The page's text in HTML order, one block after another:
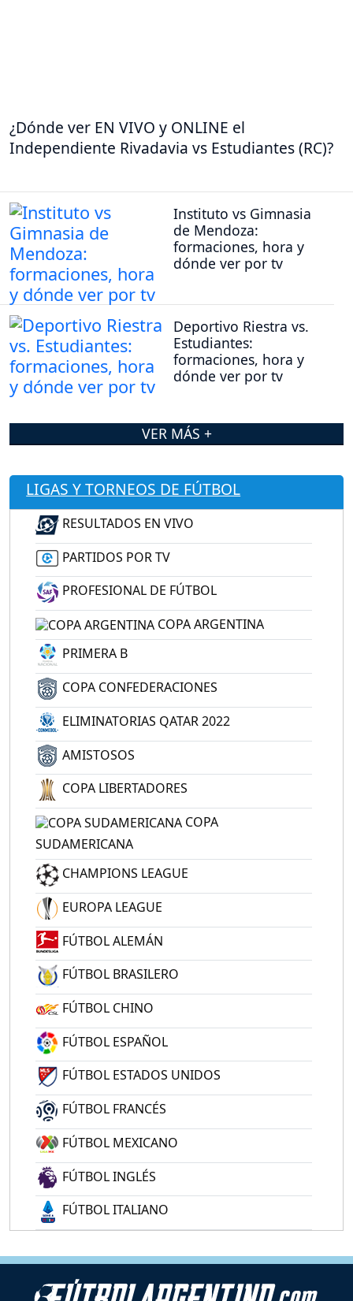
¿Dónde ver EN VIVO y ONLINE el
Independiente Rivadavia vs Estudiantes (RC)?
Instituto vs Gimnasia
de Mendoza:
formaciones, hora y
dónde ver por tv
Deportivo Riestra vs.
Estudiantes:
formaciones, hora y
dónde ver por tv
VER MÁS +
LIGAS Y TORNEOS DE FÚTBOL
RESULTADOS EN VIVO
PARTIDOS POR TV
PROFESIONAL DE FÚTBOL
COPA ARGENTINA
PRIMERA B
COPA CONFEDERACIONES
ELIMINATORIAS QATAR 2022
AMISTOSOS
COPA LIBERTADORES
COPA
SUDAMERICANA
CHAMPIONS LEAGUE
EUROPA LEAGUE
FÚTBOL ALEMÁN
FÚTBOL BRASILERO
FÚTBOL CHINO
FÚTBOL ESPAÑOL
FÚTBOL ESTADOS UNIDOS
FÚTBOL FRANCÉS
FÚTBOL MEXICANO
FÚTBOL INGLÉS
FÚTBOL ITALIANO